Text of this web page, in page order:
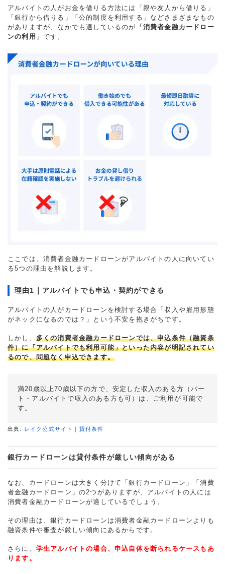
アルバイトの人がお金を借りる方法には「親や友人から借りる」
「銀行から借りる」「公的制度を利用する」などさまざまなもの
がありますが、なかでも適しているのが 「消費者金融カードロー
ンの利用」 です。
ここでは、消費者金融カードローンがアルバイトの人に向いてい
る5つの理由を解説します。
理由1｜アルバイトでも申込・契約ができる
アルバイトの人がカードローンを検討する場合「収入や雇用形態
がネックになるのでは？」という不安を抱きがちです。
しかし、 多くの消費者金融カードローンでは、申込条件（融資条
件）に「アルバイトでも利用可能」といった内容が明記されてい
るので、問題なく申込できます。
満20歳以上70歳以下の方で、安定した収入のある方（パー
ト・アルバイトで収入のある方も可）は、ご利用が可能で
す。
出典: レイク公式サイト｜貸付条件
銀行カードローンは貸付条件が厳しい傾向がある
なお、カードローンは大きく分けて「銀行カードローン」「消費
者金融カードローン」の2つがありますが、アルバイトの人には
消費者金融カードローンが適しているでしょう。
その理由は、銀行カードローンは消費者金融カードローンよりも
融資条件や審査が厳しい傾向にあるからです。
さらに、 学生アルバイトの場合、申込自体を断られるケースもあ
ります。